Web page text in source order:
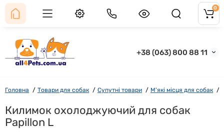
+38 (063) 800 88 11
0
Головна Товари для собак Супутні товари М'які місця для собак
Килимок охолоджуючий для собак
Papillon L